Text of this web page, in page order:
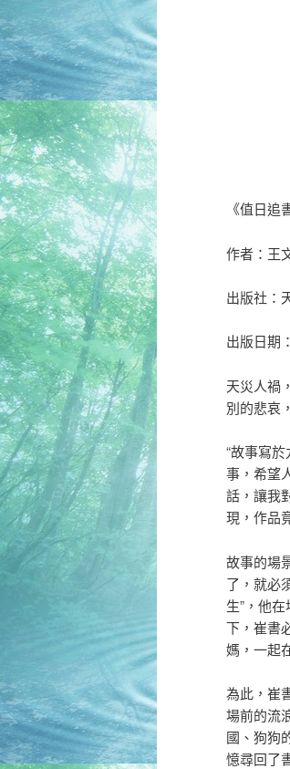
《值日追
作者：王
出版社：
出版日期
天災人禍
別的悲哀
“故事寫
事，希望
話，讓我
現，作品
故事的場
了，就必
生”，他
下，崔書
媽，一起
為此，崔
場前的流
國、狗狗
憶尋回了